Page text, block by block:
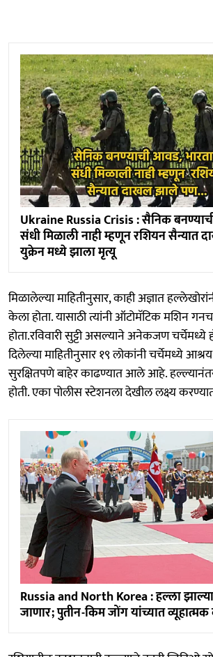
Ukraine Russia Crisis : सैनिक
संधी मिळाली नाही म्हणून रशियन सैन्यात
युक्रेन मध्ये झाला मृत्यू
मिळालेल्या माहितीनुसार, काही अज्ञात
केला होता. यासाठी त्यांनी ऑटोमॅटिक मशिन
होता.रविवारी सुट्टी असल्याने अनेकजण चर्चेमध्ये
दिलेल्या माहितीनुसार १९ लोकांनी चर्चेमध्ये
सुरक्षितपणे बाहेर काढण्यात आले आहे.
होती. एका पोलीस स्टेशनला देखील लक्ष्य
Russia and North Korea : हल्ला
जाणार; पुतीन-किम जोंग यांच्यात व्यूहात्मक